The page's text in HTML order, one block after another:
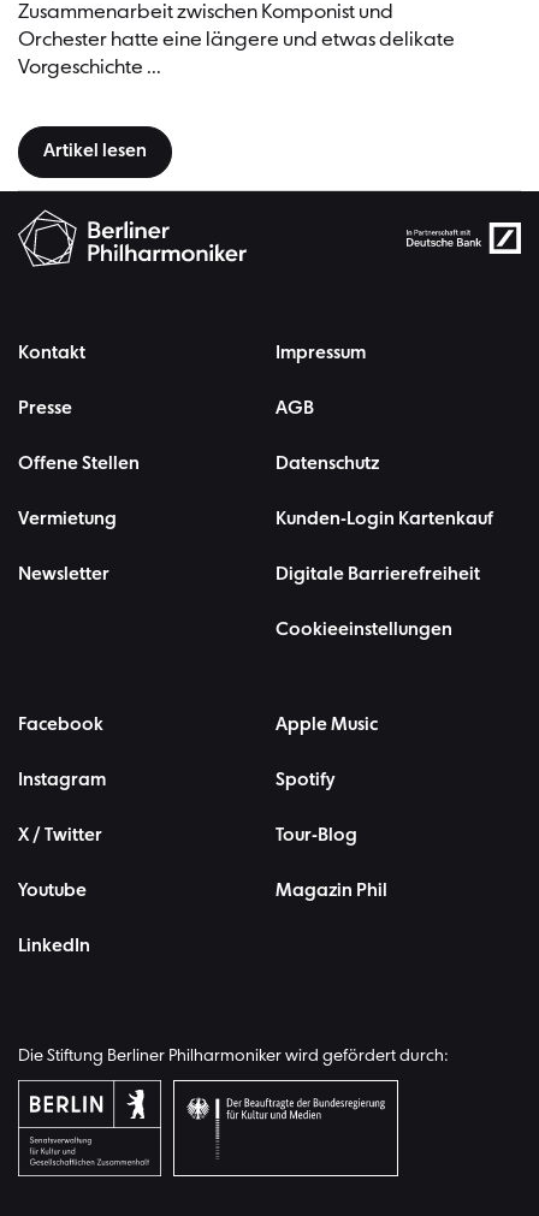
Zusammenarbeit zwischen Komponist und
Orchester hatte eine längere und etwas delikate
Vorgeschichte ...
Artikel lesen
Kontakt
Presse
Offene Stellen
Vermietung
Newsletter
Impressum
AGB
Datenschutz
Kunden-Login Kartenkauf
Digitale Barrierefreiheit
Cookieeinstellungen
Facebook
Instagram
X / Twitter
Youtube
LinkedIn
Apple Music
Spotify
Tour-Blog
Magazin Phil
Die Stiftung Berliner Philharmoniker wird gefördert durch: